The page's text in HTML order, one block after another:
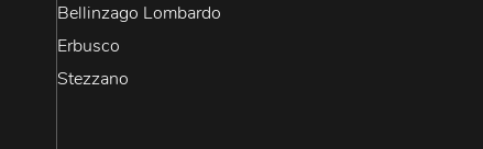
Bellinzago Lombardo
Erbusco
Stezzano